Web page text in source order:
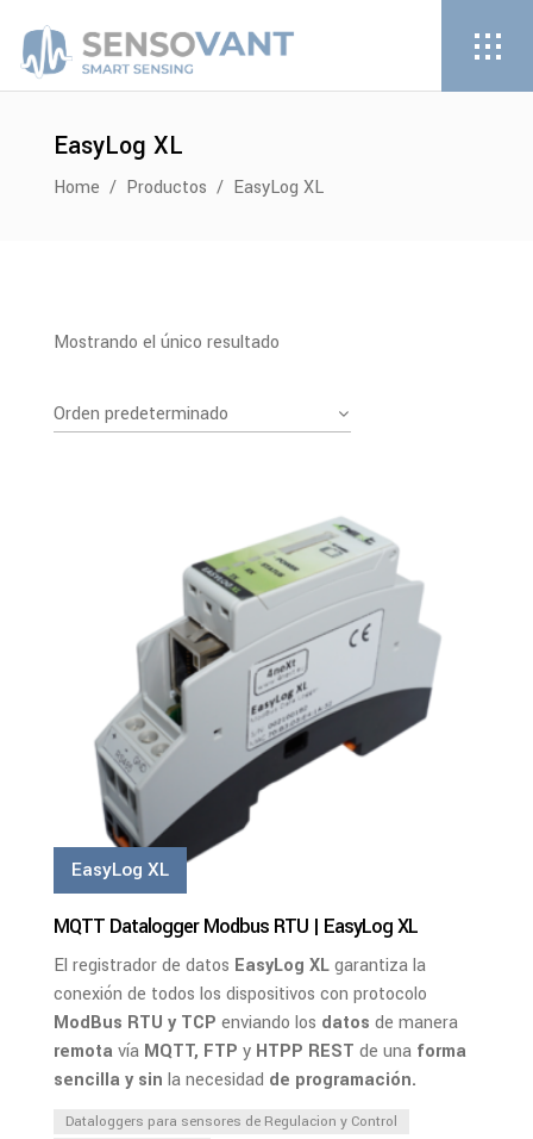
EasyLog XL
Home / Productos / EasyLog XL
Mostrando el único resultado
Orden predeterminado
EasyLog XL
MQTT Datalogger Modbus RTU | EasyLog XL
El registrador de datos EasyLog XLgarantiza la
conexión de todos los dispositivos con protocolo
ModBus RTU y TCP enviando los datos de manera
remotavíaMQTT, FTP y HTPP REST de una forma
sencilla y sin la necesidad de programación.
Dataloggers para sensores de Regulacion y Control